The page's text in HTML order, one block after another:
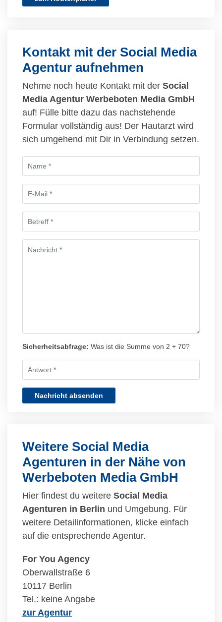
Kontakt mit der Social Media
Agentur aufnehmen
Nehme noch heute Kontakt mit der Social
Media Agentur Werbeboten Media GmbH
auf! Fülle bitte dazu das nachstehende
Formular vollständig aus! Der Hautarzt wird
sich umgehend mit Dir in Verbindung setzen.
Sicherheitsabfrage: Was ist die Summe von 2 + 70?
Nachricht absenden
Weitere Social Media
Agenturen in der Nähe von
Werbeboten Media GmbH
Hier findest du weitere Social Media
Agenturen in Berlin und Umgebung. Für
weitere Detailinformationen, klicke einfach
auf die entsprechende Agentur.
For You Agency
Oberwallstraße 6
10117 Berlin
Tel.: keine Angabe
zur Agentur